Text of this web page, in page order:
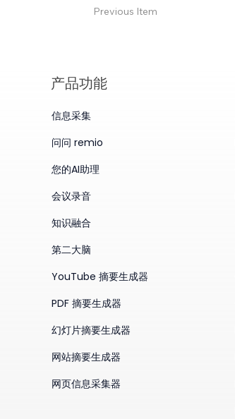
Previous Item
产品​功能
信息采集
问问 remio
您的AI助理
会议录音
知识融合
第二大脑
YouTube 摘要生成器
PDF 摘要生成器
幻灯片摘要生成器
网站摘要生成器
网页信息采集器